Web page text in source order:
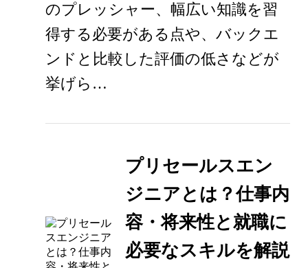
のプレッシャー、幅広い知識を習
得する必要がある点や、バックエ
ンドと比較した評価の低さなどが
挙げら…
プリセールスエン
ジニアとは？仕事内
容・将来性と就職に
必要なスキルを解説